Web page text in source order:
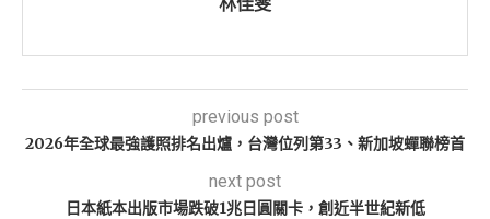
previous post
2026年全球最強護照排名出爐，台灣位列第33、新加坡蟬聯榜首
next post
日本紙本出版市場跌破1兆日圓關卡，創近半世紀新低